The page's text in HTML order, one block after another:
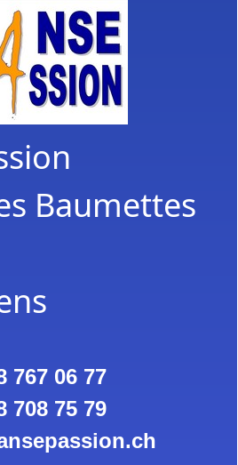
Baumettes
767 06 77
708 75 79